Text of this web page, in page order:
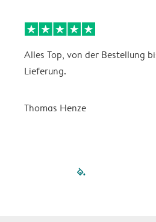
Alles Top, von der Bestellung
Lieferung.
Thomas Henze
filled-